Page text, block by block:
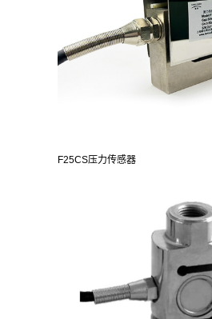
F25CS压力传感器